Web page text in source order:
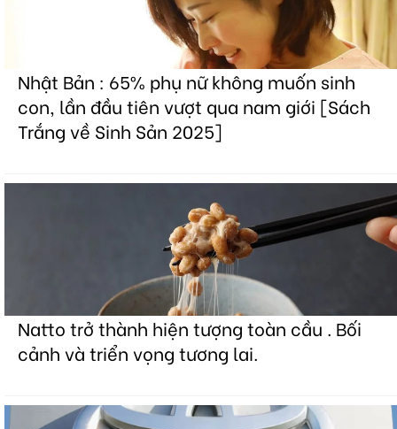
Nhật Bản : 65% phụ nữ không muốn sinh
con, lần đầu tiên vượt qua nam giới [Sách
Trắng về Sinh Sản 2025]
Natto trở thành hiện tượng toàn cầu . Bối
cảnh và triển vọng tương lai.